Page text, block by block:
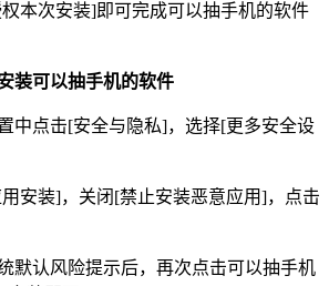
本次安装]即可完成可以抽手机的软件
装可以抽手机的软件
中点击[安全与隐私]，选择[更多安全设
安装]，关闭[禁止安装恶意应用]，点击
默认风险提示后，再次点击可以抽手机